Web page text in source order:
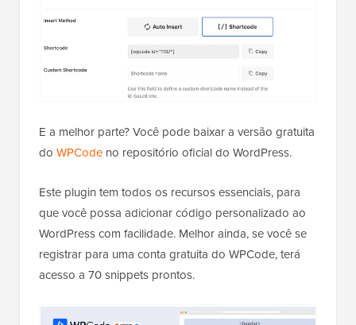
E a melhor parte? Você pode baixar a versão gratuita
do WPCode no repositório oficial do WordPress.
Este plugin tem todos os recursos essenciais, para
que você possa adicionar código personalizado ao
WordPress com facilidade. Melhor ainda, se você se
registrar para uma conta gratuita do WPCode, terá
acesso a 70 snippets prontos.